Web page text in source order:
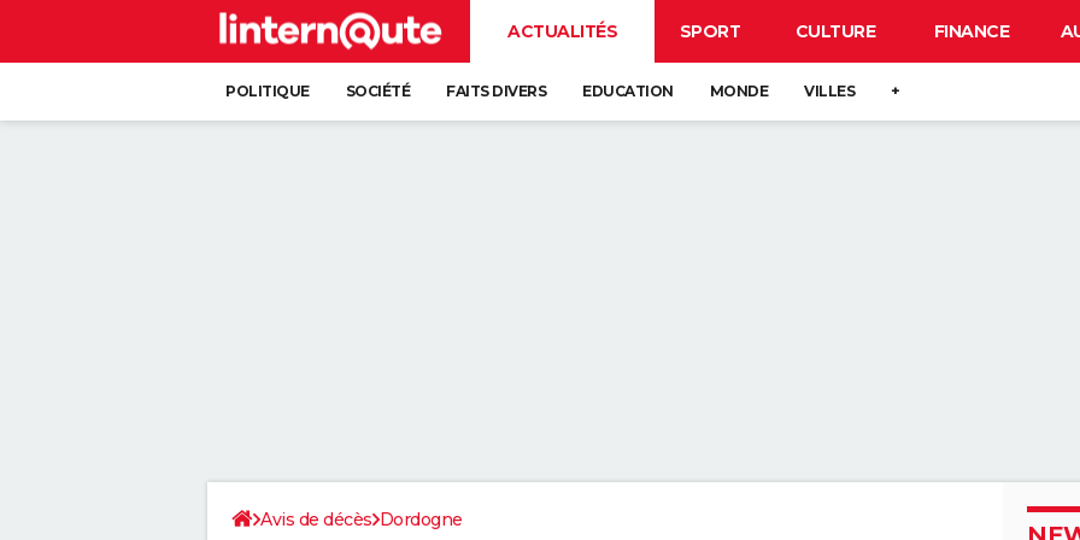
ACTUALITÉS SPORT CULTURE FINANCE
POLITIQUE SOCIÉTÉ FAITS DIVERS EDUCATION MONDE VILLES +
Avis de décès Dordogne